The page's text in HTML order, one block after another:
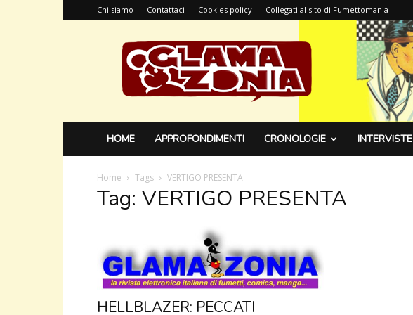
Chi siamo Contattaci Cookies policy Collegati al sito di Fumettomania
Glamazonia,
il
blog
HOME APPROFONDIMENTI CRONOLOGIE INTERVISTE
Home Tags VERTIGO PRESENTA
Tag: VERTIGO PRESENTA
HELLBLAZER: PECCATI